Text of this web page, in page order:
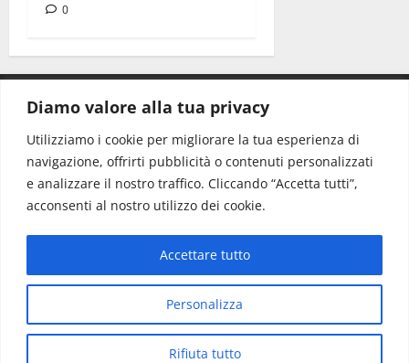
Diamo valore alla tua privacy
Utilizziamo i cookie per migliorare la tua esperienza di
navigazione, offrirti pubblicità o contenuti personalizzati
e analizzare il nostro traffico. Cliccando “Accetta tutti”,
acconsenti al nostro utilizzo dei cookie.
Personalizza
Rifiuta tutto
Accettare tutto
0
CONTATTI.
Redazione: redazione@www.martinasera.it
Direttore:direttore@www.martinasera.it
Info & Commerciale:info@www.martinasera.it
Home News Vivere la città EVENTI
Salute
Il Blog del Direttore
Copyright © All rights reserved.